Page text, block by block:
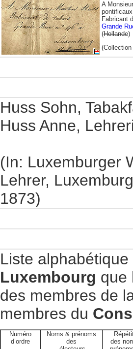
A
Fabricant
Grande
(Hollande)
Huss Sohn,
Huss Anne,
(In: Luxemburger
Lehrer,
1873)
Liste
Luxembourg que
des membres de
membres du
Numéro
d’ordre
Noms & prénoms
des
des